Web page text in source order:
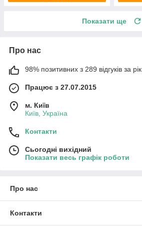
Показати ще
Про нас
98% позитивних з 289 відгуків за рік
Працює з 27.07.2015
м. Київ
Київ, Україна
Контакти
Сьогодні вихідний
Показати весь графік роботи
Про нас
Контакти